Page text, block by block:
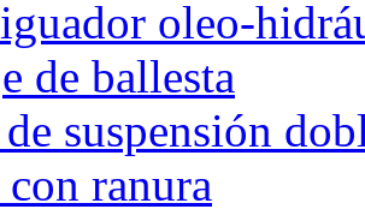
oleo-
de ballesta
suspensión
ranura